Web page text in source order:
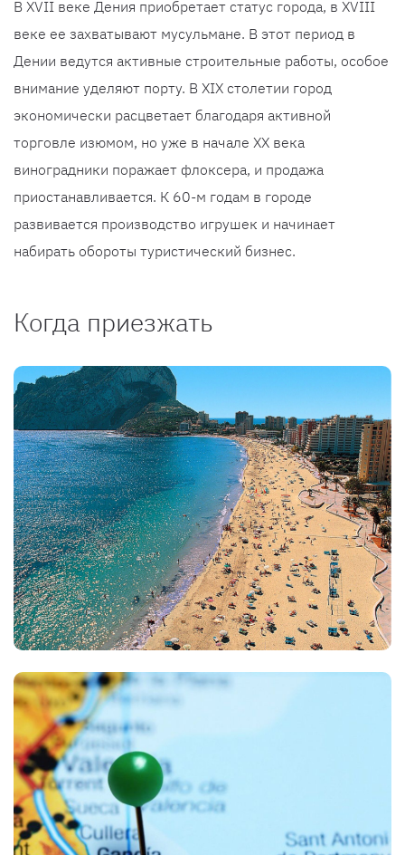
В XVII веке Дения приобретает статус города, в XVIII
веке ее захватывают мусульмане. В этот период в
Дении ведутся активные строительные работы, особое
внимание уделяют порту. В XIX столетии город
экономически расцветает благодаря активной
торговле изюмом, но уже в начале XX века
виноградники поражает флоксера, и продажа
приостанавливается. К 60-м годам в городе
развивается производство игрушек и начинает
набирать обороты туристический бизнес.
Когда приезжать